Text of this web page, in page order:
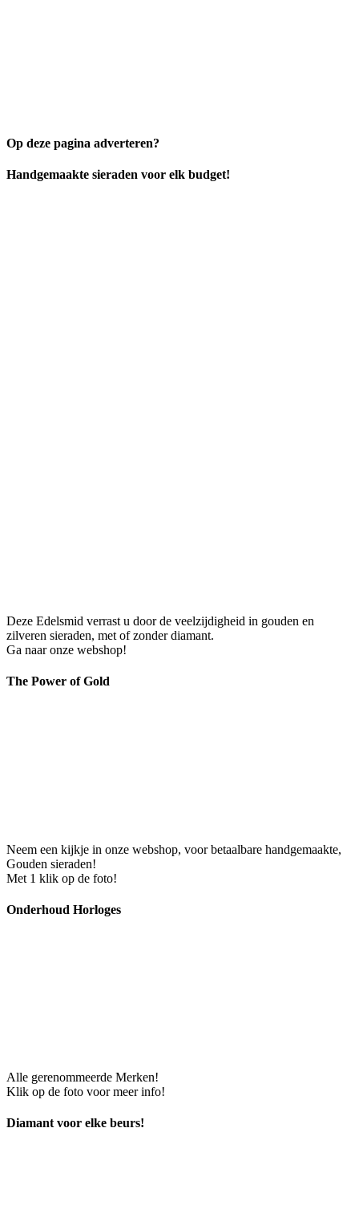
Op deze pagina adverteren?
Handgemaakte sieraden voor elk budget!
Deze Edelsmid verrast u door de veelzijdigheid in gouden en
zilveren sieraden, met of zonder diamant.
Ga naar onze webshop!
The Power of Gold
Neem een kijkje in onze webshop, voor betaalbare handgemaakte,
Gouden sieraden!
Met 1 klik op de foto!
Onderhoud Horloges
Alle gerenommeerde Merken!
Klik op de foto voor meer info!
Diamant voor elke beurs!